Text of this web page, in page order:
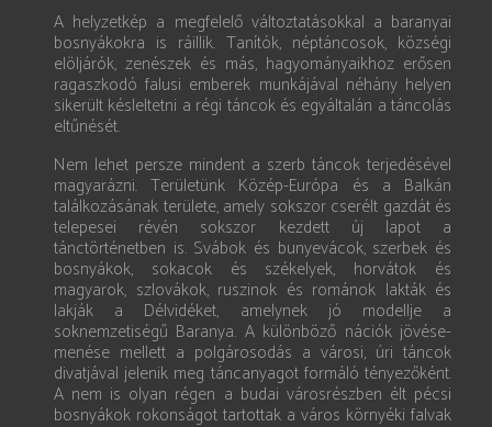
A helyzetkép a megfelelő változtatásokkal a baranyai
bosnyákokra is ráillik. Tanítók, néptáncosok, községi
elöljárók, zenészek és más, hagyományaikhoz erősen
ragaszkodó falusi emberek munkájával néhány helyen
sikerült késleltetni a régi táncok és egyáltalán a táncolás
eltűnését.
Nem lehet persze mindent a szerb táncok terjedésével
magyarázni. Területünk Közép-Európa és a Balkán
találkozásának területe, amely sokszor cserélt gazdát és
telepesei révén sokszor kezdett új lapot a
tánctörténetben is. Svábok és bunyevácok, szerbek és
bosnyákok, sokacok és székelyek, horvátok és
magyarok, szlovákok, ruszinok és románok lakták és
lakják a Délvidéket, amelynek jó modellje a
soknemzetiségű Baranya. A különböző nációk jövése-
menése mellett a polgárosodás a városi, úri táncok
divatjával jelenik meg táncanyagot formáló tényezőként.
A nem is olyan régen a budai városrészben élt pécsi
bosnyákok rokonságot tartottak a város környéki falvak